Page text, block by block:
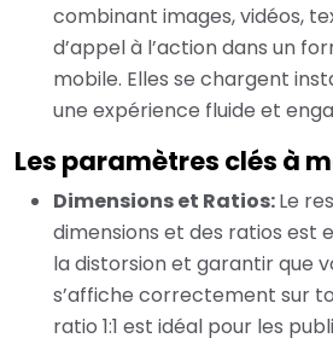
combinant images, vidéos,
d’appel à l’action dans un
mobile. Elles se chargent
une expérience fluide et
Les paramètres clés à
Dimensions et Ratios:Le
dimensions et des ratios est
la distorsion et garantir que
s’affiche correctement sur
ratio 1:1 est idéal pour les